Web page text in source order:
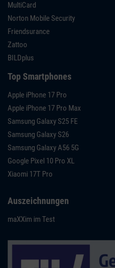
MultiCard
Norton Mobile Security
Friendsurance
Zattoo
BILDplus
Top Smartphones
Apple iPhone 17 Pro
Apple iPhone 17 Pro Max
Samsung Galaxy S25 FE
Samsung Galaxy S26
Samsung Galaxy A56 5G
Google Pixel 10 Pro XL
Xiaomi 17T Pro
Auszeichnungen
maXXim im Test